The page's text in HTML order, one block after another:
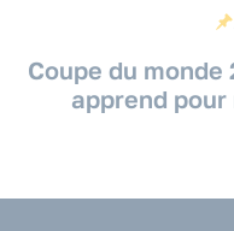
Coupe du
apprend